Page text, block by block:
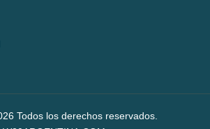
Todos los derechos reservados.